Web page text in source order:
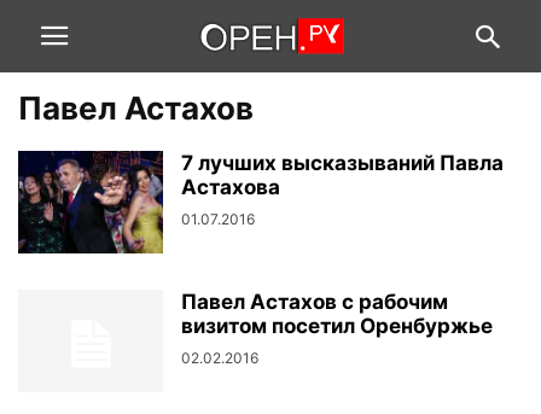
Павел Астахов
7 лучших высказываний Павла
Астахова
01.07.2016
Павел Астахов с рабочим
визитом посетил Оренбуржье
02.02.2016